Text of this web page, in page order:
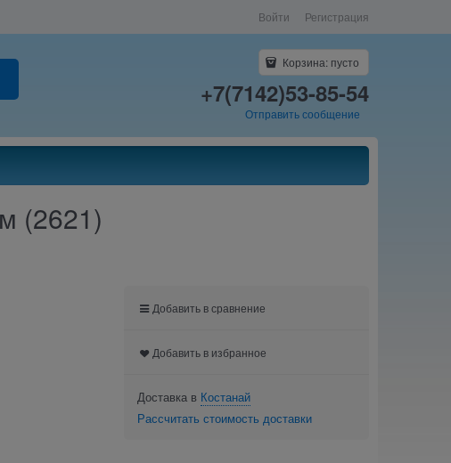
Войти Регистрация
Корзина: пусто
+7(7142)53-85-54
Отправить сообщение
(2621)
Добавить в сравнение
Добавить в избранное
Доставка в Костанай
Рассчитать стоимость доставки